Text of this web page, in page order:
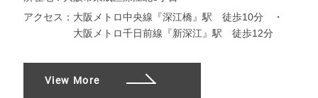
アクセス： 大阪メトロ中央線『深江橋』駅 徒歩10分 ・
大阪メトロ千日前線『新深江』駅 徒歩12分
View More